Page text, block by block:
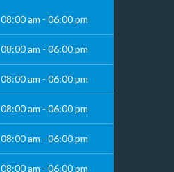
08:00 am - 06:00 pm
08:00 am - 06:00 pm
08:00 am - 06:00 pm
08:00 am - 06:00 pm
08:00 am - 06:00 pm
08:00 am - 06:00 pm